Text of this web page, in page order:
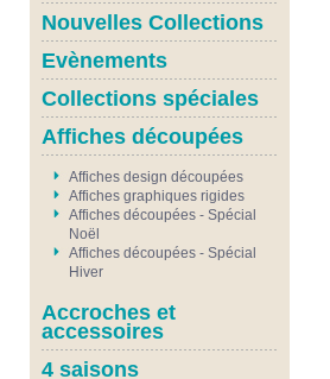
Nouvelles Collections
Evènements
Collections spéciales
Affiches découpées
Affiches design découpées
Affiches graphiques rigides
Affiches découpées - Spécial
Noël
Affiches découpées - Spécial
Hiver
Accroches et
accessoires
4 saisons